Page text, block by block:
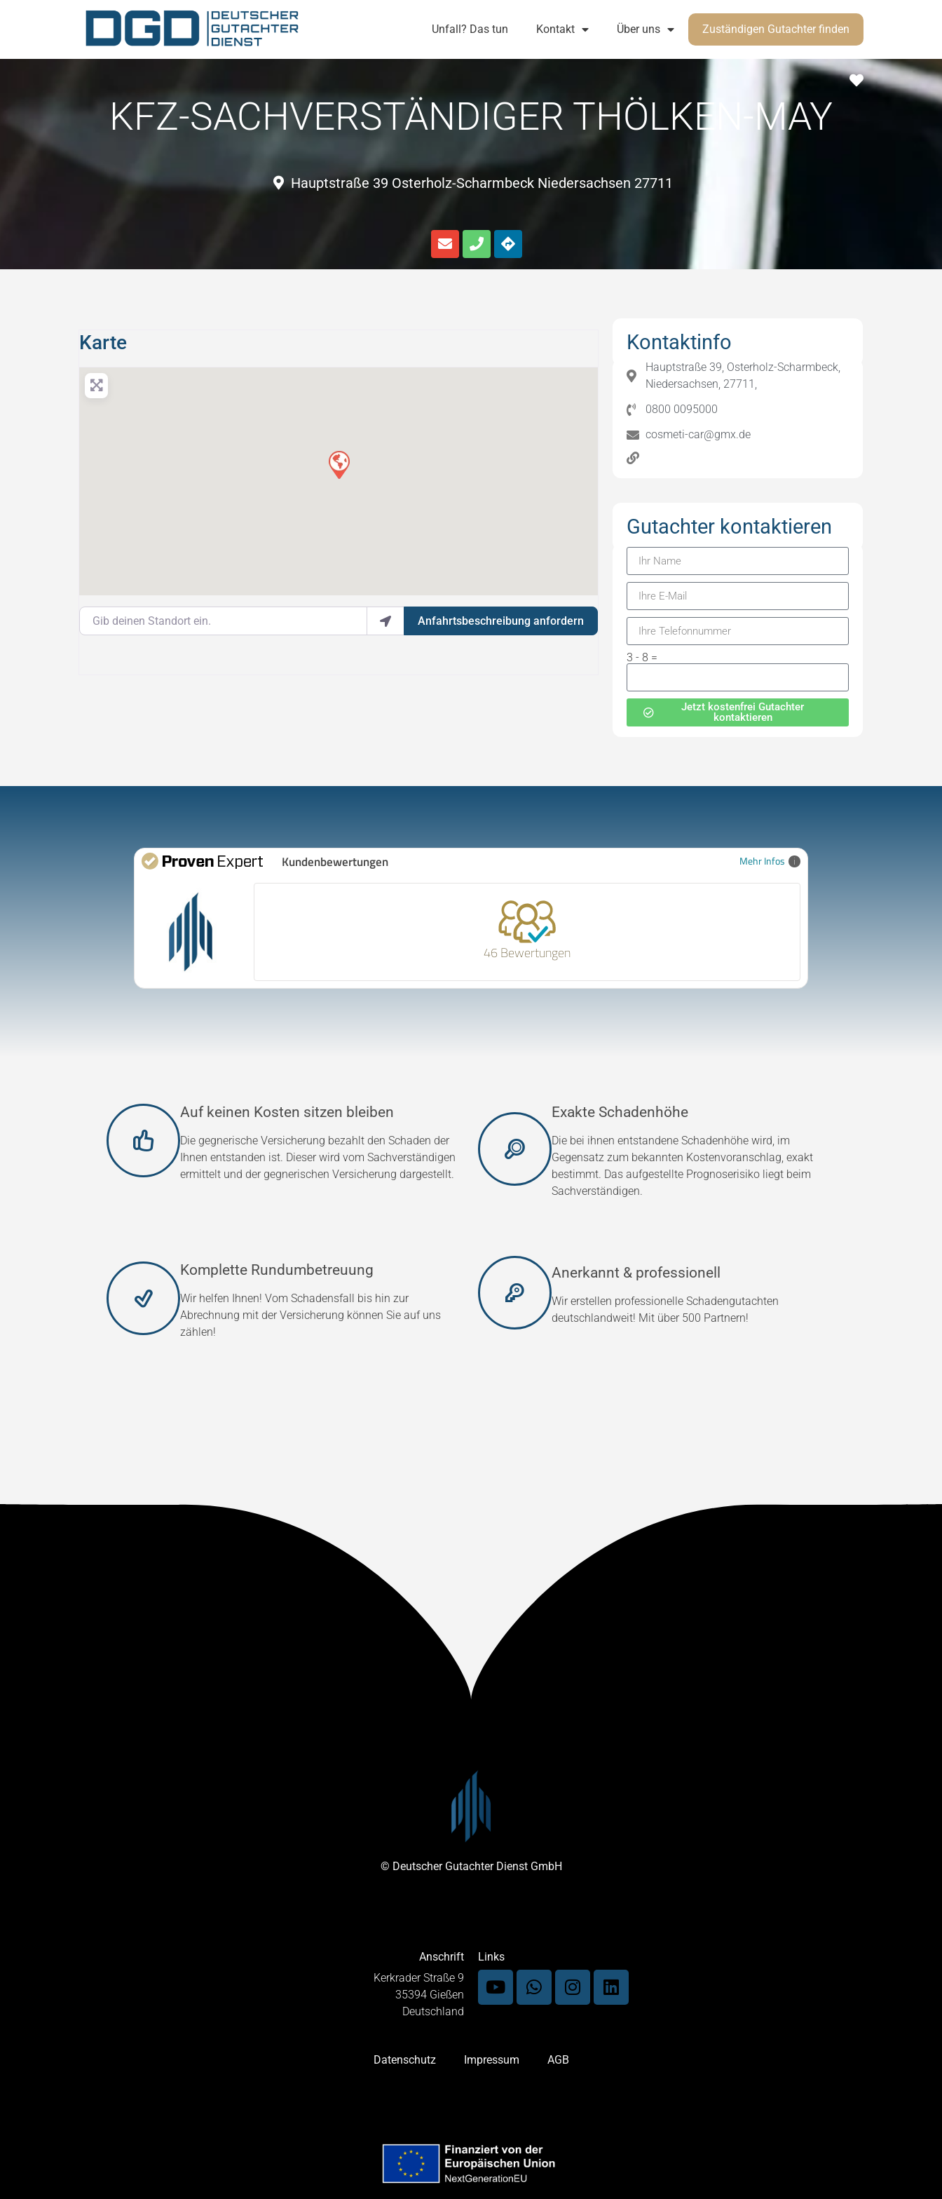
Unfall? Das tun Kontakt Über uns Zuständigen Gutachter finden
Favorit
KFZ-SACHVERSTÄNDIGER THÖLKEN-MAY
Hauptstraße 39 Osterholz-Scharmbeck Niedersachsen 27711
Karte
Gib deinen Standort ein.
Anfahrtsbeschreibung anfordern
Kontaktinfo
Hauptstraße 39, Osterholz-Scharmbeck,
Niedersachsen, 27711,
0800 0095000
cosmeti-car@gmx.de
Gutachter kontaktieren
3 - 8 =
Jetzt kostenfrei Gutachter
kontaktieren
Mehr Infos
Kundenbewertungen
46 Bewertungen
Auf keinen Kosten sitzen bleiben
Die gegnerische Versicherung bezahlt den Schaden der
Ihnen entstanden ist. Dieser wird vom Sachverständigen
ermittelt und der gegnerischen Versicherung dargestellt.
Exakte Schadenhöhe
Die bei ihnen entstandene Schadenhöhe wird, im
Gegensatz zum bekannten Kostenvoranschlag, exakt
bestimmt. Das aufgestellte Prognoserisiko liegt beim
Sachverständigen.
Komplette Rundumbetreuung
Wir helfen Ihnen! Vom Schadensfall bis hin zur
Abrechnung mit der Versicherung können Sie auf uns
zählen!
Anerkannt & professionell
Wir erstellen professionelle Schadengutachten
deutschlandweit! Mit über 500 Partnern!
© Deutscher Gutachter Dienst GmbH
Anschrift
Kerkrader Straße 9
35394 Gießen
Deutschland
Links
Datenschutz Impressum AGB